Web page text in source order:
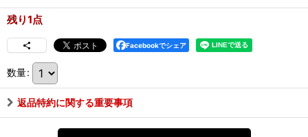
残り1点
Facebookでシェア
数量:
返品特約に関する重要事項